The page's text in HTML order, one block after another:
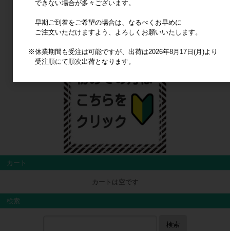
新規会員登録
カート
カートは空です
検索
検索
できない場合が多々ございます。
早期ご到着をご希望の場合は、なるべくお早めに
ご注文いただけますよう、よろしくお願いいたします。
※休業期間も受注は可能ですが、出荷は2026年8月17日(月)より
受注順にて順次出荷となります。